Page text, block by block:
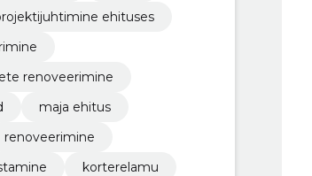
ehituses
renoveerimine
maja ehitus
renoveerimine
korterelamu